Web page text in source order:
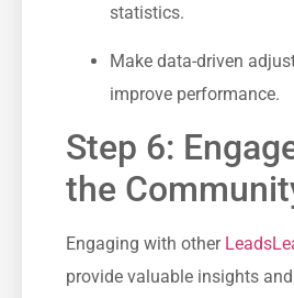
statistics.
Make data-driven
improve performance.
Step 6:
the
Engaging with other
provide valuable insights